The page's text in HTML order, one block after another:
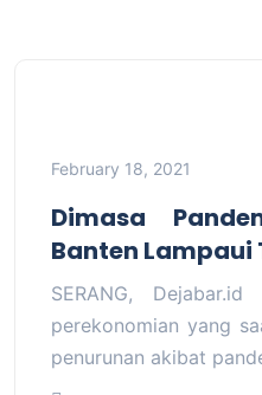
February 18, 2021
Dimasa
Banten Lampaui
SERANG,
perekonomian yang
penurunan akibat